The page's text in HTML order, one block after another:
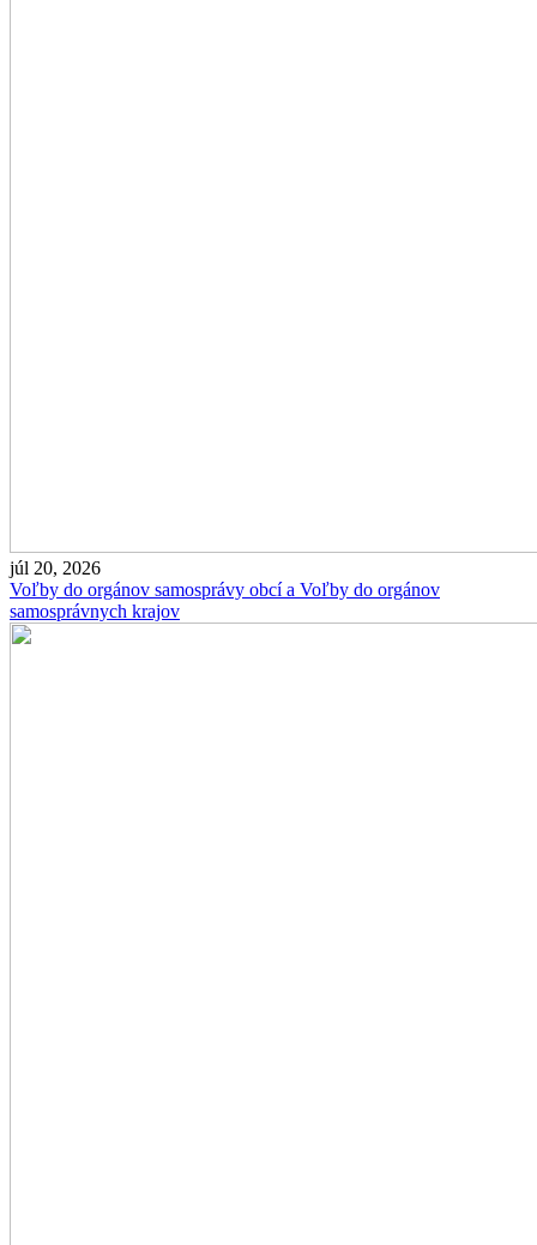
júl 20, 2026
Voľby do orgánov samosprávy obcí a Voľby do orgánov
samosprávnych krajov